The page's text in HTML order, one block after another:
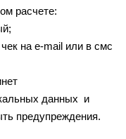
расчете:
на e-mail или в смс
данных и
предупреждения.